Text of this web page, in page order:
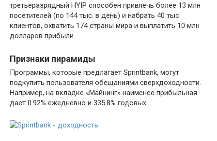
третьеразрядный HYIP способен привлечь более 13 млн
посетителей (по 144 тыс. в день) и набрать 40 тыс.
клиентов, охватить 174 страны мира и выплатить 10 млн
долларов прибыли.
Признаки пирамиды
Программы, которые предлагает Sprintbank, могут
подкупить пользователя обещаниями сверхдоходности.
Например, на вкладке «Майнинг» наименее прибыльная
дает 0.92% ежедневно и 335.8% годовых.